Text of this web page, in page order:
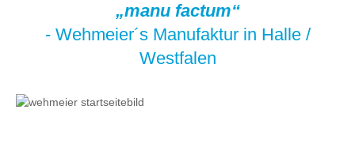
„manu factum“
- Wehmeier´s Manufaktur in Halle /
Westfalen